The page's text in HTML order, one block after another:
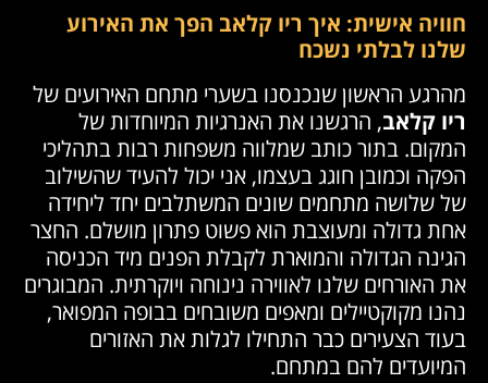
חוויה אישית: איך ריו קלאב הפך את האירוע
שלנו לבלתי נשכח
מהרגע הראשון שנכנסנו בשערי מתחם האירועים של
ריו קלאב, הרגשנו את האנרגיות המיוחדות של
המקום. בתור כותב שמלווה משפחות רבות בתהליכי
הפקה וכמובן חוגג בעצמו, אני יכול להעיד שהשילוב
של שלושה מתחמים שונים המשתלבים יחד ליחידה
אחת גדולה ומעוצבת הוא פשוט פתרון מושלם. החצר
הגינה הגדולה והמוארת לקבלת הפנים מיד הכניסה
את האורחים שלנו לאווירה נינוחה ויוקרתית. המבוגרים
נהנו מקוקטיילים ומאפים משובחים בבופה המפואר,
בעוד הצעירים כבר התחילו לגלות את האזורים
המיועדים להם במתחם.